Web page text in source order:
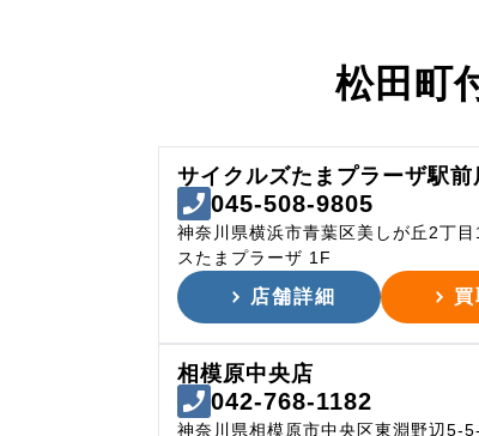
松田町
サイクルズたまプラーザ駅前
045-508-9805
神奈川県横浜市青葉区美しが丘2丁
スたまプラーザ 1F
店舗詳細
相模原中央店
042-768-1182
神奈川県相模原市中央区東淵野辺5-